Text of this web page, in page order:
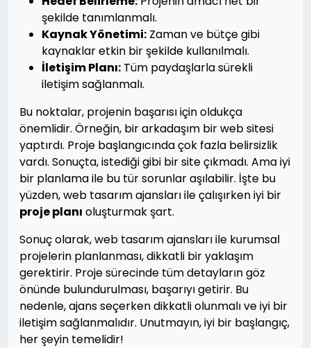
şekilde tanımlanmalı.
Kaynak Yönetimi: Zaman ve bütçe gibi
kaynaklar etkin bir şekilde kullanılmalı.
İletişim Planı: Tüm paydaşlarla sürekli
iletişim sağlanmalı.
Bu noktalar, projenin başarısı için oldukça
önemlidir. Örneğin, bir arkadaşım bir web sitesi
yaptırdı. Proje başlangıcında çok fazla belirsizlik
vardı. Sonuçta, istediği gibi bir site çıkmadı. Ama iyi
bir planlama ile bu tür sorunlar aşılabilir. İşte bu
yüzden, web tasarım ajansları ile çalışırken iyi bir
proje planı oluşturmak şart.
Sonuç olarak, web tasarım ajansları ile kurumsal
projelerin planlanması, dikkatli bir yaklaşım
gerektirir. Proje sürecinde tüm detayların göz
önünde bulundurulması, başarıyı getirir. Bu
nedenle, ajans seçerken dikkatli olunmalı ve iyi bir
iletişim sağlanmalıdır. Unutmayın, iyi bir başlangıç,
her şeyin temelidir!